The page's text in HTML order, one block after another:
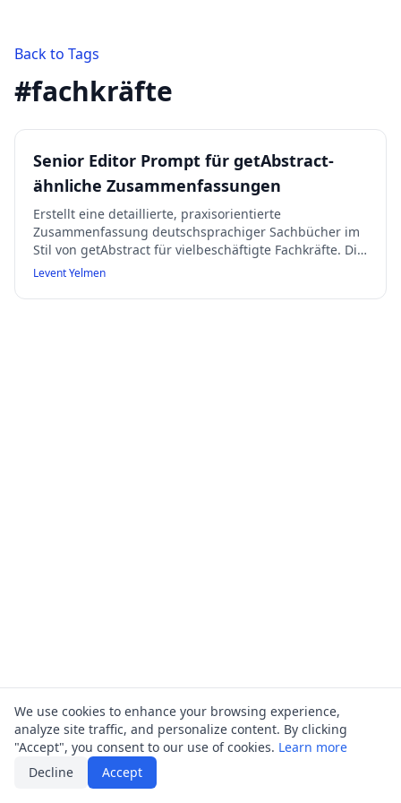
Back to Tags
#fachkräfte
Senior Editor Prompt für getAbstract-
ähnliche Zusammenfassungen
Erstellt eine detaillierte, praxisorientierte
Zusammenfassung deutschsprachiger Sachbücher im
Stil von getAbstract für vielbeschäftigte Fachkräfte. Die
Zusammenfassung folgt einer festen Struktur mit
Rezension, detaillierter Kapitelzusammenfassung und
Levent Yelmen
We use cookies to enhance your browsing experience,
analyze site traffic, and personalize content. By clicking
"Accept", you consent to our use of cookies. Learn more
Decline
Accept